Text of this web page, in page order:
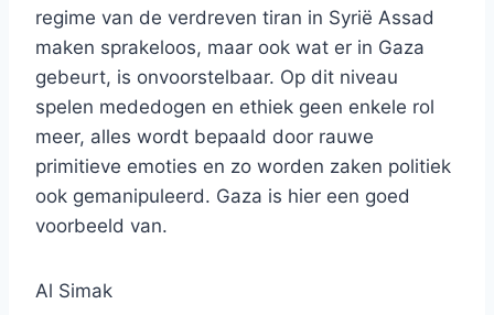
regime van de verdreven tiran in Syrië Assad
maken sprakeloos, maar ook wat er in Gaza
gebeurt, is onvoorstelbaar. Op dit niveau
spelen mededogen en ethiek geen enkele rol
meer, alles wordt bepaald door rauwe
primitieve emoties en zo worden zaken politiek
ook gemanipuleerd. Gaza is hier een goed
voorbeeld van.
Al Simak